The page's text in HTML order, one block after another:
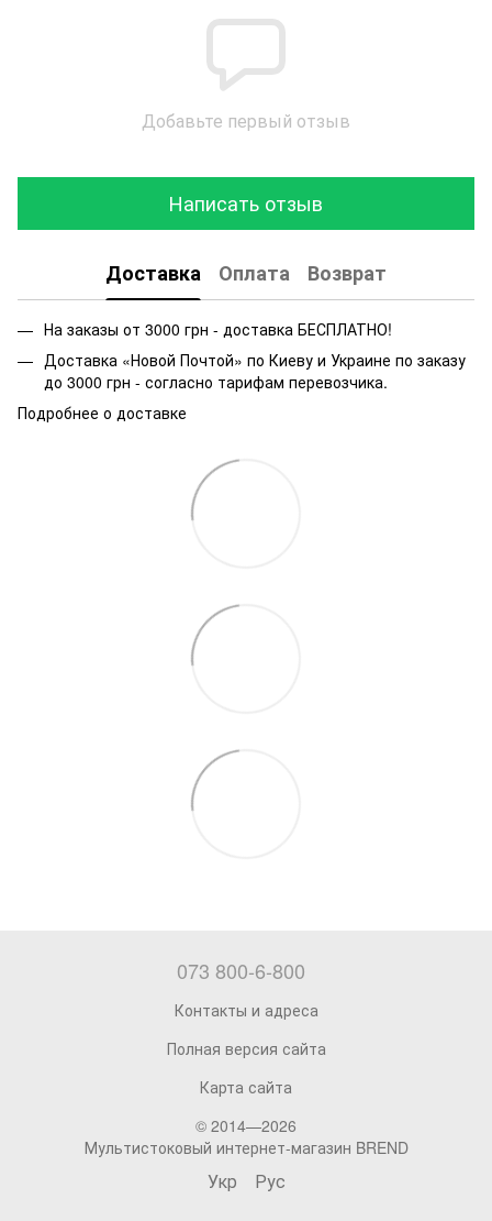
Добавьте первый отзыв
Написать отзыв
Доставка Оплата Возврат
На заказы от 3000 грн - доставка БЕСПЛАТНО!
Доставка «Новой Почтой» по Киеву и Украине по заказу
до 3000 грн - согласно тарифам перевозчика.
Подробнее о доставке
073 800-6-800
Контакты и адреса
Полная версия сайта
Карта сайта
© 2014—2026
Мультистоковый интернет-магазин BREND
Укр Рус